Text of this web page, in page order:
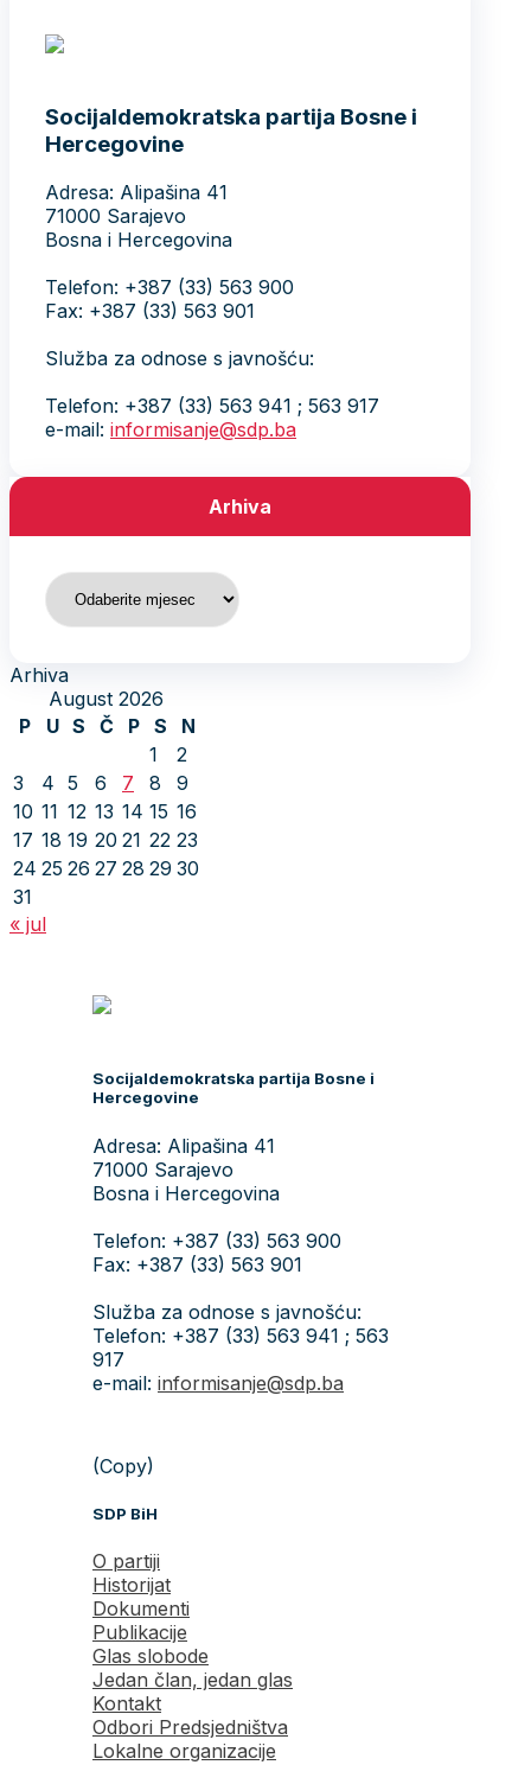
Socijaldemokratska partija Bosne i
Hercegovine
Adresa: Alipašina 41
71000 Sarajevo
Bosna i Hercegovina
Telefon: +387 (33) 563 900
Fax: +387 (33) 563 901
Služba za odnose s javnošću:
Telefon: +387 (33) 563 941 ; 563 917
e-mail: informisanje@sdp.ba
Arhiva
Arhiva
Arhiva
August 2026
P
U S Č P S
N
1
2
3
4 5 6 7 8
9
10 11 12 13 14 15 16
17 18 19 20 21 22 23
24 25 26 27 28 29 30
31
« jul
Socijaldemokratska partija Bosne i
Hercegovine
Adresa: Alipašina 41
71000 Sarajevo
Bosna i Hercegovina
Telefon: +387 (33) 563 900
Fax: +387 (33) 563 901
Služba za odnose s javnošću:
Telefon: +387 (33) 563 941 ; 563
917
e-mail: informisanje@sdp.ba
(Copy)
SDP BiH
O partiji
Historijat
Dokumenti
Publikacije
Glas slobode
Jedan član, jedan glas
Kontakt
Odbori Predsjedništva
Lokalne organizacije